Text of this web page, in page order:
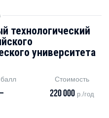
технологический
университета
Стоимость
220 000 р./год